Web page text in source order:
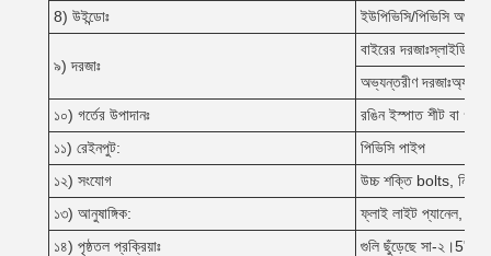
8) উইন্ডোঃ
ইউপিভিসি/পিভিসি
৯) দরজাঃ
বাইরের দরজাঃস্লাইডিং
অভ্যন্তরীণ
১০) গর্তের উপাদানঃ
রঙিন ইস্পাত শীট বা
১১) রেইনপুট:
পিভিসি পাইপ
১২) সংযোগ
উচ্চ শক্তি bolts,
১৩) আনুষাঙ্গিক:
ফ্লাই লাইট প্যানেল,
১৪) পৃষ্ঠতল প্রক্রিয়াঃ
গুলি ছুঁড়েছে সা-২।5"দুই